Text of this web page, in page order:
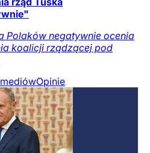
Polaków negatywnie ocenia
koalicji rządzącej pod
Opinie